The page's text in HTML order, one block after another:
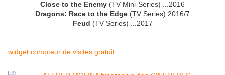
Close to the Enemy (TV Mini-Series) ...2016
Dragons: Race to the Edge (TV Series) 2016/7
Feud (TV Series) ...2017
widget compteur de visites gratuit